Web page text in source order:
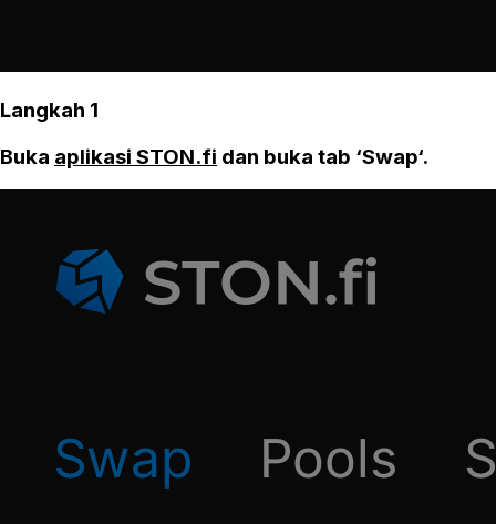
Langkah 1
Buka aplikasi STON.fi dan buka tab ‘Swap‘.